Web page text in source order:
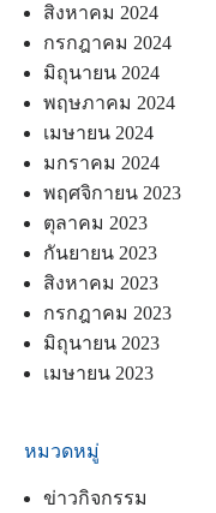
สิงหาคม 2024
กรกฎาคม 2024
มิถุนายน 2024
พฤษภาคม 2024
เมษายน 2024
มกราคม 2024
พฤศจิกายน 2023
ตุลาคม 2023
กันยายน 2023
สิงหาคม 2023
กรกฎาคม 2023
มิถุนายน 2023
เมษายน 2023
หมวดหมู่
ข่าวกิจกรรม